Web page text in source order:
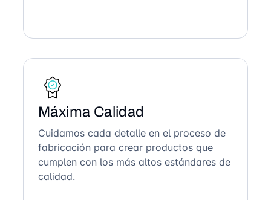
Máxima Calidad
Cuidamos cada detalle en el proceso de
fabricación para crear productos que
cumplen con los más altos estándares de
calidad.